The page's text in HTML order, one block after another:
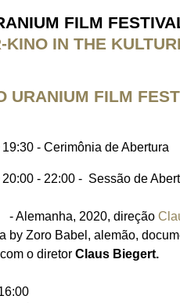
t
e
a
FILM
KINO IN THE
URANIUM FILM
- Cerimônia de Abertura
- 22:00 - Sessão de
- Alemanha, 2020, direção
by Zoro Babel, alemão,
o diretor Claus Biegert.